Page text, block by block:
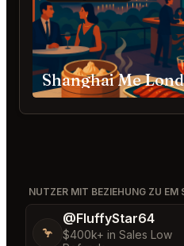
Shanghai Me
NUTZER MIT BEZIEHUNG ZU EM
🦩
@FluffyStar64
$400k+ in Sales Low